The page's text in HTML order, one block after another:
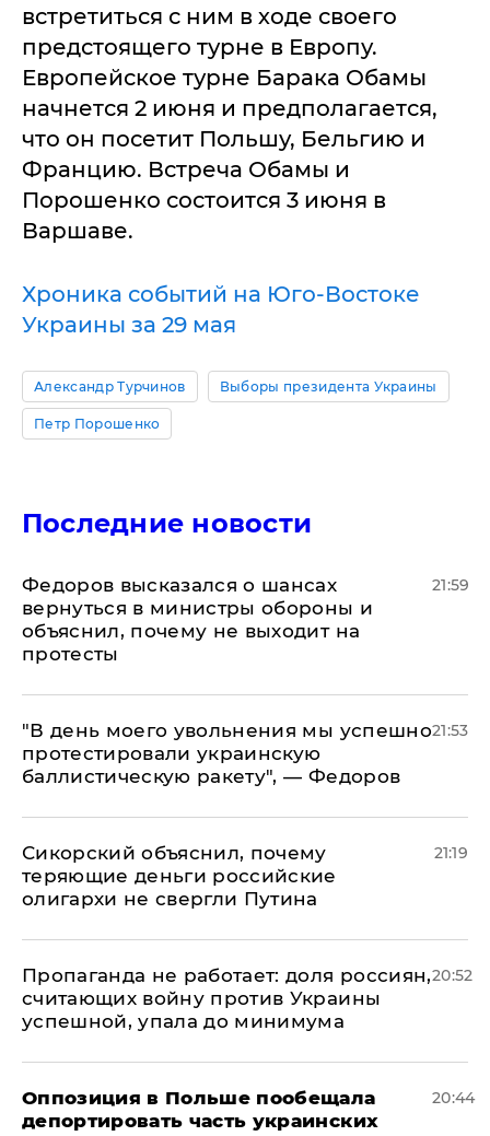
встретиться с ним в ходе своего
предстоящего турне в Европу.
Европейское турне Барака Обамы
начнется 2 июня и предполагается,
что он посетит Польшу, Бельгию и
Францию. Встреча Обамы и
Порошенко состоится 3 июня в
Варшаве.
Хроника событий на Юго-Востоке
Украины за 29 мая
Александр Турчинов Выборы президента Украины
Петр Порошенко
Последние новости
Федоров высказался о шансах
вернуться в министры обороны и
объяснил, почему не выходит на
протесты
21:59
​"В день моего увольнения мы успешно
протестировали украинскую
баллистическую ракету", — Федоров
21:53
Сикорский объяснил, почему
теряющие деньги российские
олигархи не свергли Путина
21:19
​Пропаганда не работает: доля россиян,
считающих войну против Украины
успешной, упала до минимума
20:52
Оппозиция в Польше пообещала
депортировать часть украинских
20:44